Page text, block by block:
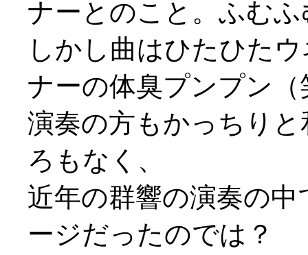
ナーとのこと。ふむふ
しかし曲はひたひた
ナーの体臭プンプン（
演奏の方もかっちり
ろもなく、
近年の群響の演奏の
ージだったのでは？